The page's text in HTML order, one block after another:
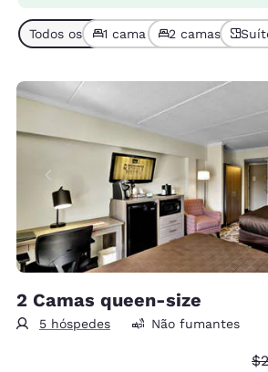
Todos os tipos de quarto (5)
1 cama (4)2 camas ou
2 Camas queen-size
5 hóspedes Não fumantes